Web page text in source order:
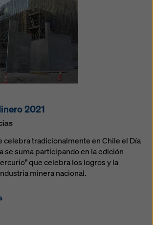
2021
celebra tradicionalmente en Chile el Día
se suma participando en la edición
que celebra los logros y la
minera nacional.